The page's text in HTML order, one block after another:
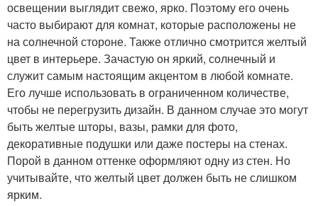
освещении выглядит свежо, ярко. Поэтому его очень
часто выбирают для комнат, которые расположены не
на солнечной стороне. Также отлично смотрится желтый
цвет в интерьере. Зачастую он яркий, солнечный и
служит самым настоящим акцентом в любой комнате.
Его лучше использовать в ограниченном количестве,
чтобы не перегрузить дизайн. В данном случае это могут
быть желтые шторы, вазы, рамки для фото,
декоративные подушки или даже постеры на стенах.
Порой в данном оттенке оформляют одну из стен. Но
учитывайте, что желтый цвет должен быть не слишком
ярким.